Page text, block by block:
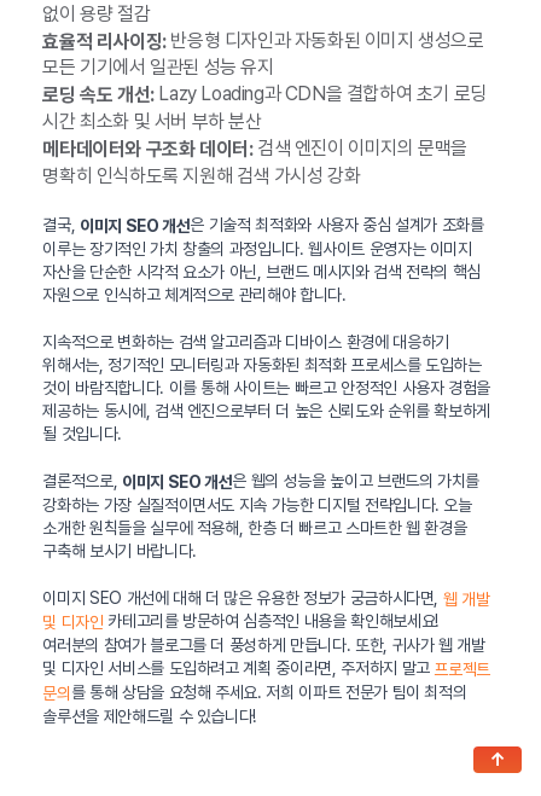
없이 용량 절감
효율적 리사이징:반응형 디자인과 자동화된 이미지 생성으로
모든 기기에서 일관된 성능 유지
로딩 속도 개선:Lazy Loading과 CDN을 결합하여 초기 로딩
시간 최소화 및 서버 부하 분산
메타데이터와 구조화 데이터:검색 엔진이 이미지의 문맥을
명확히 인식하도록 지원해 검색 가시성 강화
결국, 이미지 SEO 개선은 기술적 최적화와 사용자 중심 설계가 조화를
이루는 장기적인 가치 창출의 과정입니다. 웹사이트 운영자는 이미지
자산을 단순한 시각적 요소가 아닌, 브랜드 메시지와 검색 전략의 핵심
자원으로 인식하고 체계적으로 관리해야 합니다.
지속적으로 변화하는 검색 알고리즘과 디바이스 환경에 대응하기
위해서는, 정기적인 모니터링과 자동화된 최적화 프로세스를 도입하는
것이 바람직합니다. 이를 통해 사이트는 빠르고 안정적인 사용자 경험을
제공하는 동시에, 검색 엔진으로부터 더 높은 신뢰도와 순위를 확보하게
될 것입니다.
결론적으로, 이미지 SEO 개선은 웹의 성능을 높이고 브랜드의 가치를
강화하는 가장 실질적이면서도 지속 가능한 디지털 전략입니다. 오늘
소개한 원칙들을 실무에 적용해, 한층 더 빠르고 스마트한 웹 환경을
구축해 보시기 바랍니다.
이미지 SEO 개선에 대해 더 많은 유용한 정보가 궁금하시다면, 웹 개발
및 디자인 카테고리를 방문하여 심층적인 내용을 확인해보세요!
여러분의 참여가 블로그를 더 풍성하게 만듭니다. 또한, 귀사가 웹 개발
및 디자인 서비스를 도입하려고 계획 중이라면, 주저하지 말고 프로젝트
문의 를 통해 상담을 요청해 주세요. 저희 이파트 전문가 팀이 최적의
솔루션을 제안해드릴 수 있습니다!
↑